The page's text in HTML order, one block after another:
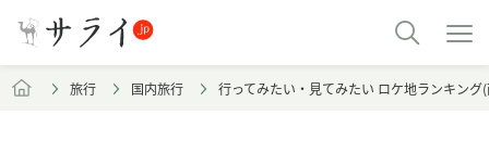
旅行 国内旅行 行ってみたい・見てみたい ロケ地ランキン